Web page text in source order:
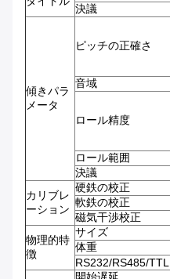
決議
傾きパラ
メータ
ピッチの正確さ
音域
ロール精度
ロール範囲
決議
カリブレ
ーション
硬鉄の校正
軟鉄の校正
磁気干渉校正
物理的特
徴
サイズ
体重
RS232/RS485/TTL